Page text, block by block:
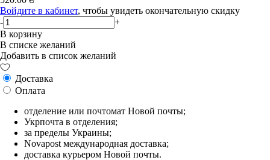
Войдите в кабинет, чтобы увидеть окончательную скидку
-
+
В корзину
В списке желаний
Добавить в список желаний
Доставка
Оплата
отделение или почтомат Новой почты;
Укрпочта в отделения;
за пределы Украины;
Novapost международная доставка;
доставка курьером Новой почты.